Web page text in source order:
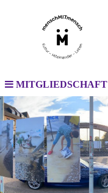
MITGLIEDSCHAFT